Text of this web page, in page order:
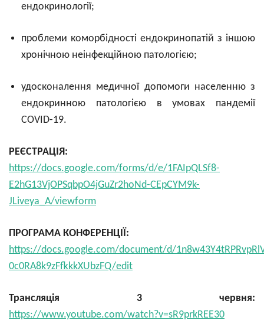
ендокринології;
проблеми коморбідності ендокринопатій з іншою
хронічною неінфекційною патологією;
удосконалення медичної допомоги населенню з
ендокринною патологією в умовах пандемії
COVID-19.
РЕЄСТРАЦІЯ:
https://docs.google.com/forms/d/e/1FAIpQLSf8-
E2hG13VjOPSqbpO4jGuZr2hoNd-CEpCYM9k-
JLiveya_A/viewform
ПРОГРАМА КОНФЕРЕНЦІЇ:
https://docs.google.com/document/d/
0c0RA8k9zFfkkkXUbzFQ/edit
Трансляція 3 червня:
https://www.youtube.com/watch?v=sR9prkREE30